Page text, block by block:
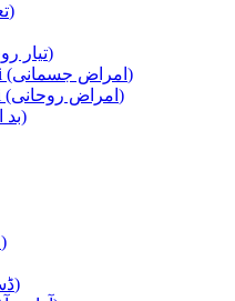
Taweezat (تعویذات)
Tayyar Ruhani Ilaj (تیار روحانی علاج)
Amraaz-e-Jismani (امراض جسمانی)
Amraaz-e-Rohani (امراض روحانی)
Bad Asraat (بد اثرات)
Mohabbat (محبت)
Discount Offers (ڈسکاؤنٹ آفرز)